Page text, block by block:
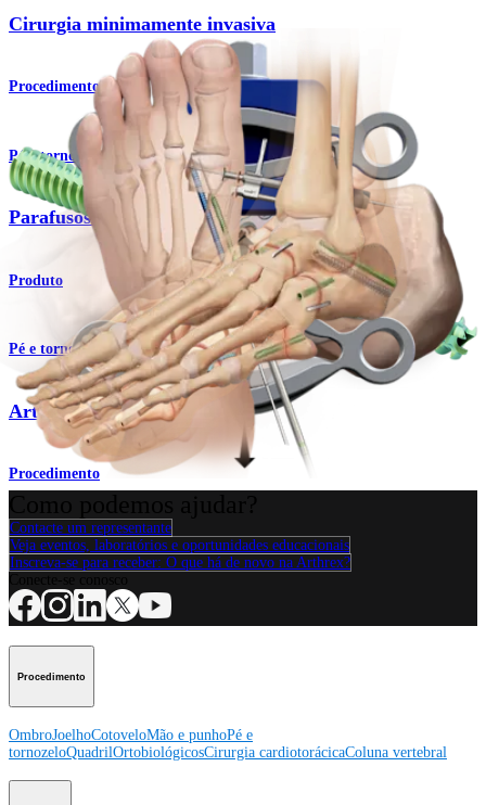
Cirurgia minimamente invasiva
Procedimento
Pé e tornozelo
Parafusos Compression FT
Produto
Pé e tornozelo
Artrodese tripla (artrite)
Procedimento
Contacte um representante
Veja eventos, laboratórios e oportunidades educacionais
Inscreva-se para receber: O que há de novo na Arthrex?
Procedimento
OmbroJoelhoCotoveloMão e punhoPé e
tornozeloQuadrilOrtobiológicosCirurgia cardiotorácicaColuna vertebral